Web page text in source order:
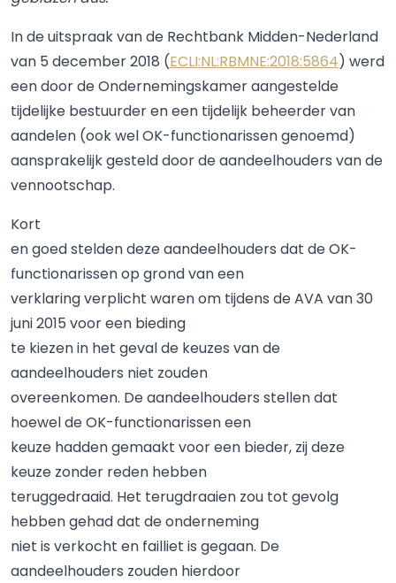
In de uitspraak van de Rechtbank Midden-Nederland
van 5 december 2018 (ECLI:NL:RBMNE:2018:5864) werd
een door de Ondernemingskamer aangestelde
tijdelijke bestuurder en een tijdelijk beheerder van
aandelen (ook wel OK-functionarissen genoemd)
aansprakelijk gesteld door de aandeelhouders van de
vennootschap.
Kort
en goed stelden deze aandeelhouders dat de OK-
functionarissen op grond van een
verklaring verplicht waren om tijdens de AVA van 30
juni 2015 voor een bieding
te kiezen in het geval de keuzes van de
aandeelhouders niet zouden
overeenkomen. De aandeelhouders stellen dat
hoewel de OK-functionarissen een
keuze hadden gemaakt voor een bieder, zij deze
keuze zonder reden hebben
teruggedraaid. Het terugdraaien zou tot gevolg
hebben gehad dat de onderneming
niet is verkocht en failliet is gegaan. De
aandeelhouders zouden hierdoor